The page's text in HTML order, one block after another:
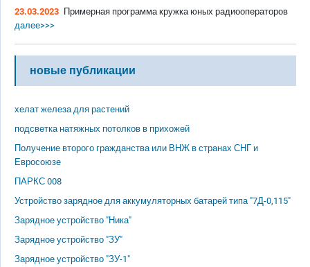
23.03.2023 Примерная программа кружка юных радиооператоров
далее>>>
новые публикации
хелат железа для растений
подсветка натяжных потолков в прихожей
Получение второго гражданства или ВНЖ в странах СНГ и
Евросоюзе
ПАРКС 008
Устройство зарядное для аккумуляторных батарей типа "7Д-0,115"
Зарядное устройство "Ника"
Зарядное устройство "ЗУ"
Зарядное устройство "ЗУ-1"